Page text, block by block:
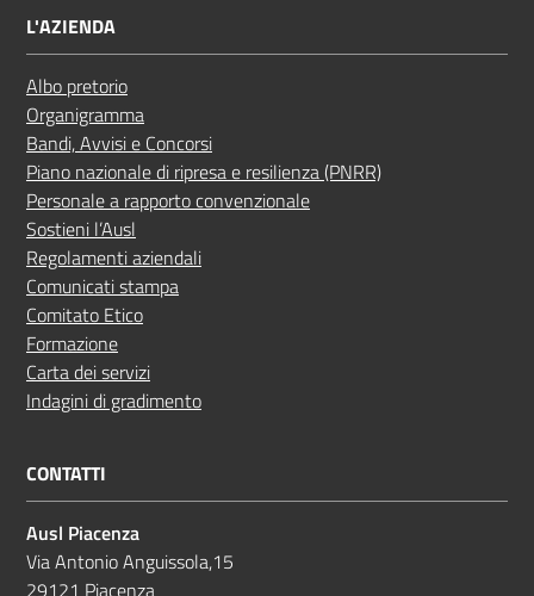
L'AZIENDA
Albo pretorio
Organigramma
Bandi, Avvisi e Concorsi
Piano nazionale di ripresa e resilienza (PNRR)
Personale a rapporto convenzionale
Sostieni l’Ausl
Regolamenti aziendali
Comunicati stampa
Comitato Etico
Formazione
Carta dei servizi
Indagini di gradimento
CONTATTI
Ausl Piacenza
Via Antonio Anguissola,15